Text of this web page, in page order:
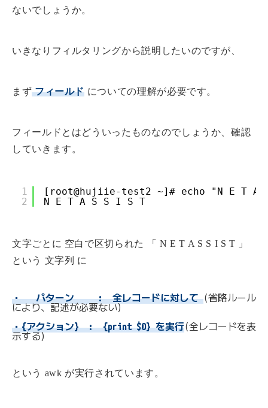
ないでしょうか。
いきなりフィルタリングから説明したいのですが、
まずフィールド についての理解が必要です。
フィールドとはどういったものなのでしょうか、確認
していきます。
1
2
[root@hujiie-test2 ~]# echo "N E T
N E T A S S I S T
文字ごとに 空白で区切られた 「 N E T A S S I S T 」
という 文字列 に
・   パターン     :  全レコードに対して (省略ルール
により、記述が必要ない)
・{アクション}  :  {print $0} を実行(全レコードを表
示する)
という awk が実行されています。